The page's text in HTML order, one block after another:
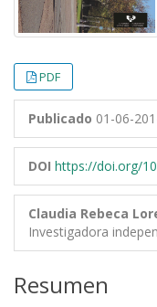
PDF
Publicado 01-06-
DOI https://doi.org/
Claudia Rebeca
Investigadora
Resumen